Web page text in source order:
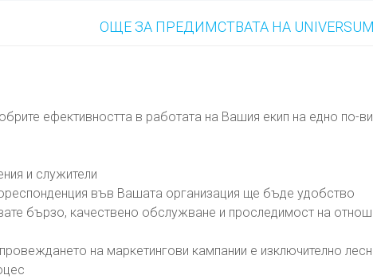
ОЩЕ ЗА ПРЕДИМСТВАТА НА UNIVERSUM
ефективността в работата на Вашия екип на едно по-
и служители
във Вашата организация ще бъде удобство
бързо, качествено обслужване и проследимост на
на маркетингови кампании е изключително